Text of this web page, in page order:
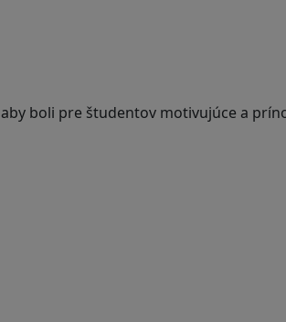
boli pre študentov motivujúce a